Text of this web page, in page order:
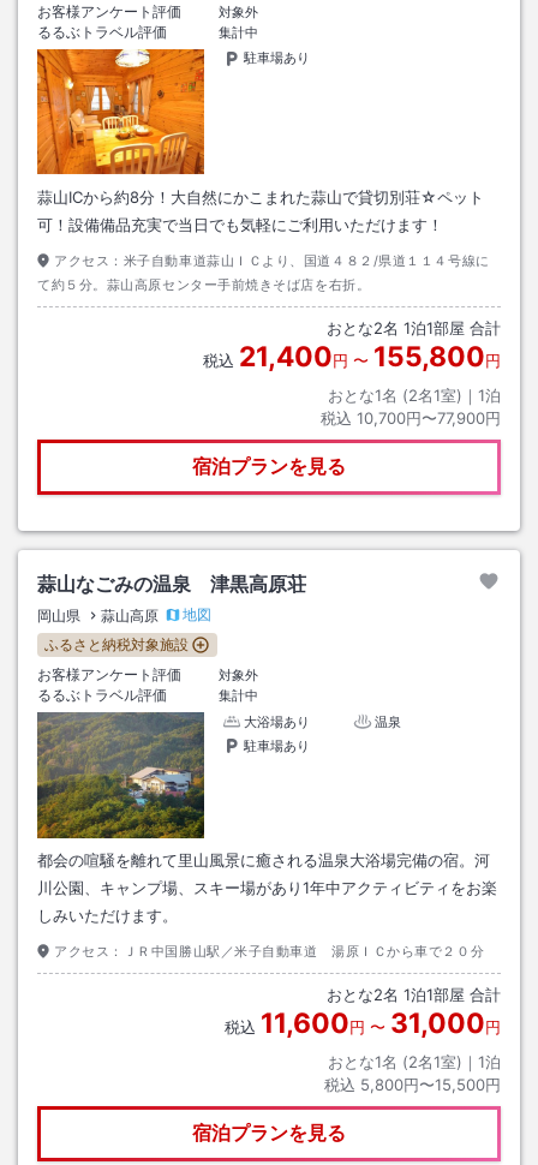
お客様アンケート評価
対象外
るるぶトラベル評価
集計中
駐車場あり
蒜山ICから約8分！大自然にかこまれた蒜山で貸切別荘☆ペット
可！設備備品充実で当日でも気軽にご利用いただけます！
アクセス： 米子自動車道蒜山ＩＣより、国道４８２/県道１１４号線に
て約５分。蒜山高原センター手前焼きそば店を右折。
おとな2名 1泊1部屋 合計
税込 21,400円 〜 155,800円
おとな1名 (2名1室)｜ 1泊
税込 10,700円〜77,900円
宿泊プランを見る
蒜山なごみの温泉 津黒高原荘
岡山県 蒜山高原
地図
ふるさと納税対象施設
お客様アンケート評価
対象外
るるぶトラベル評価
集計中
大浴場あり
温泉
駐車場あり
都会の喧騒を離れて里山風景に癒される温泉大浴場完備の宿。河
川公園、キャンプ場、スキー場があり1年中アクティビティをお楽
しみいただけます。
アクセス： ＪＲ中国勝山駅／米子自動車道 湯原ＩＣから車で２０分
おとな2名 1泊1部屋 合計
税込 11,600円 〜 31,000円
おとな1名 (2名1室)｜ 1泊
税込 5,800円〜15,500円
宿泊プランを見る